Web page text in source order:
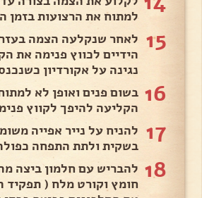
למתוח את הרצועות בזמן
15 לאחר שנקלעה הצמה
הידיים לכווץ פנימה את
נגינה על אקורדיון
16 בשום פנים ואופן לא
הקליעה להיפך לקווץ
17 להניח על נייר אפייה
בשקית ולתת התפחה
18 להבריש עם חלמון ביצה
חומץ וקורט מלח ( תפקיד